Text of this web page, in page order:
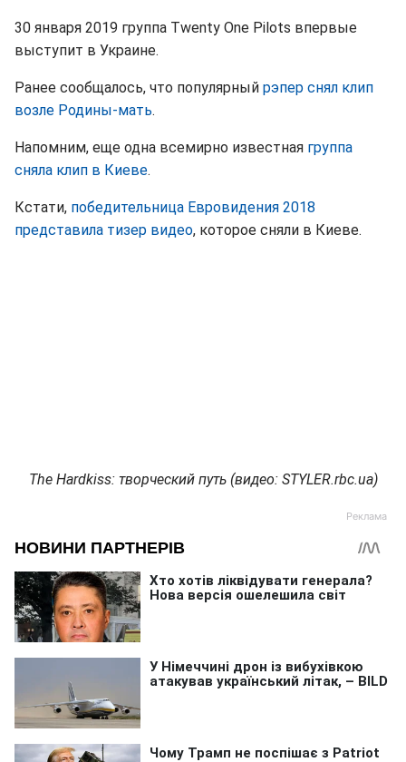
30 января 2019 группа Twenty One Pilots впервые
выступит в Украине.
Ранее сообщалось, что популярный рэпер снял клип
возле Родины-мать.
Напомним, еще одна всемирно известная группа
сняла клип в Киеве.
Кстати, победительница Евровидения 2018
представила тизер видео, которое сняли в Киеве.
The Hardkiss: творческий путь (видео: STYLER.rbc.ua)